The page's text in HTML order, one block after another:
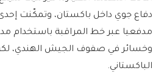
دفاع جوي داخل باكستان، وتمكّنت
مدفعيا عبر خط المراقبة باستخدام
وخسائر في صفوف الجيش الهندي،
الباكستاني.